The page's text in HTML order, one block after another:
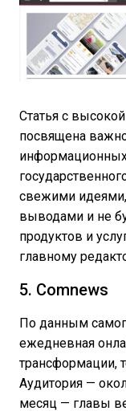
Статья с
посвящена
информационных
свежими
выводами и не
продуктов и
главному
5. Comnews
По данным
ежедневная
трансформации,
Аудитория —
месяц — главы